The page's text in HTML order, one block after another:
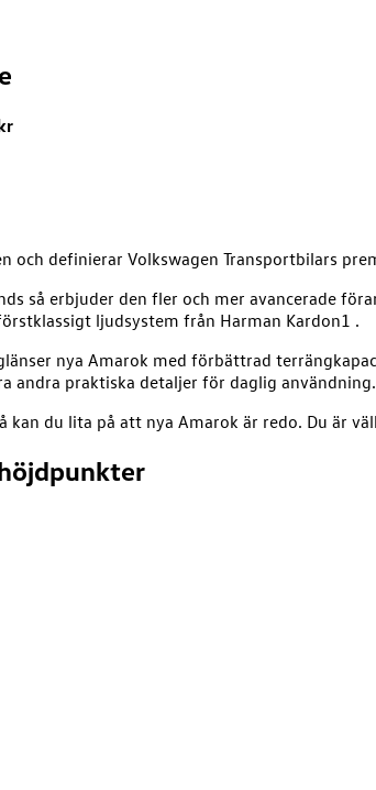
och definierar Volkswagen Transportbilars
så erbjuder den fler och mer avancerade
ljudsystem från Harman Kardon1 .
nya Amarok med förbättrad
andra praktiska detaljer för daglig användning.
kan du lita på att nya Amarok är redo. Du är